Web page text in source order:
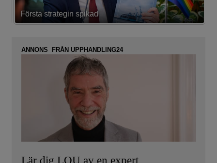
Första strategin spikad
ANNONS FRÅN UPPHANDLING24
Lär dig LOU av en expert